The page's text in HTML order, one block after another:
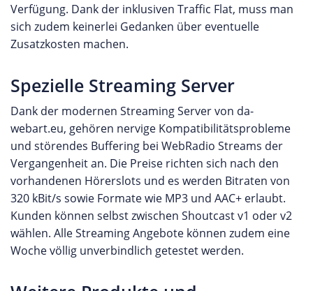
Verfügung. Dank der inklusiven Traffic Flat, muss man
sich zudem keinerlei Gedanken über eventuelle
Zusatzkosten machen.
Spezielle Streaming Server
Dank der modernen Streaming Server von da-
webart.eu, gehören nervige Kompatibilitätsprobleme
und störendes Buffering bei WebRadio Streams der
Vergangenheit an. Die Preise richten sich nach den
vorhandenen Hörerslots und es werden Bitraten von
320 kBit/s sowie Formate wie MP3 und AAC+ erlaubt.
Kunden können selbst zwischen Shoutcast v1 oder v2
wählen. Alle Streaming Angebote können zudem eine
Woche völlig unverbindlich getestet werden.